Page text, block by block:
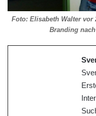
Foto: Elisabeth Walter vor
Branding